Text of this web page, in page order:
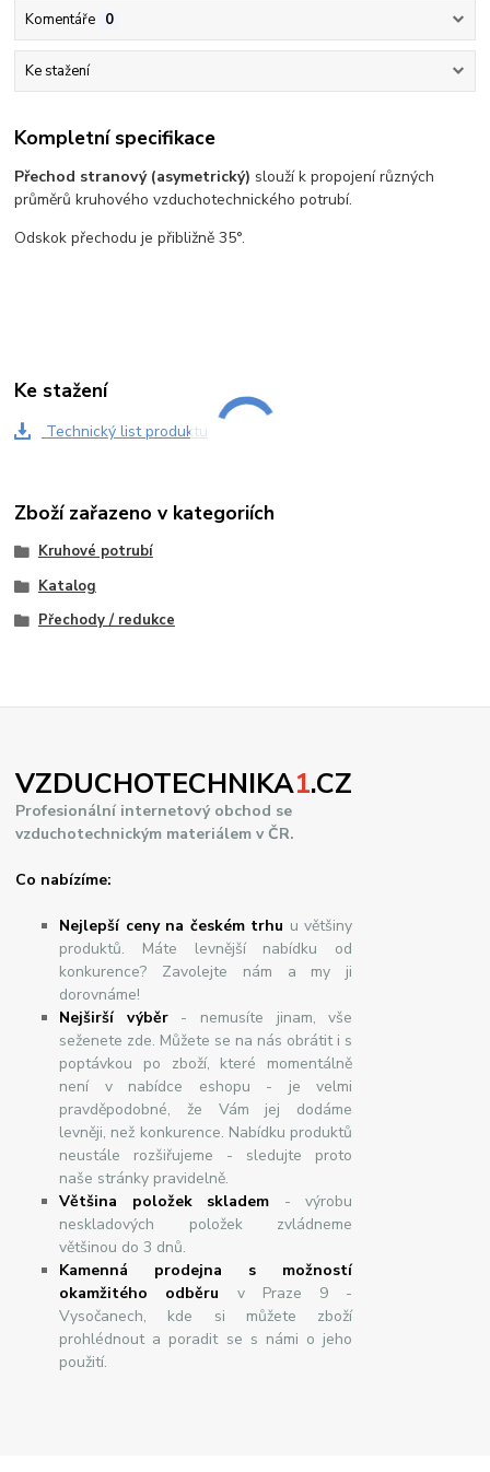
Komentáře 0
Ke stažení
Kompletní specifikace
Přechod stranový (asymetrický) slouží k propojení různých
průměrů kruhového vzduchotechnického potrubí.
Odskok přechodu je přibližně 35°.
Ke stažení
Technický list produktu
Zboží zařazeno v kategoriích
Kruhové potrubí
Katalog
Přechody / redukce
VZDUCHOTECHNIKA1.CZ
Profesionální internetový obchod se
vzduchotechnickým materiálem v ČR.
Co nabízíme:
Nejlepší ceny na českém trhu u většiny
produktů. Máte levnější nabídku od
konkurence? Zavolejte nám a my ji
dorovnáme!
Nejširšívýběr- nemusíte jinam, vše
seženete zde. Můžete se na nás obrátit i s
poptávkou po zboží, které momentálně
není v nabídce eshopu - je velmi
pravděpodobné, že Vám jej dodáme
levněji, než konkurence. Nabídku produktů
neustále rozšiřujeme - sledujte proto
naše stránky pravidelně.
Většina položek skladem - výrobu
neskladových položek zvládneme
většinou do 3 dnů.
Kamenná prodejna s možností
okamžitého odběru v Praze 9 -
Vysočanech, kde si můžete zboží
prohlédnout a poradit se s námi o jeho
použití.